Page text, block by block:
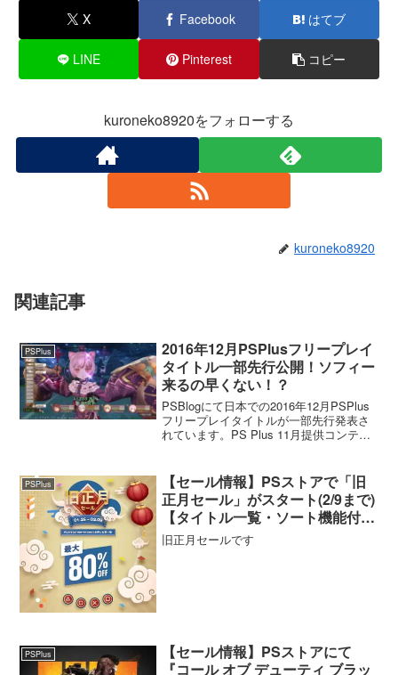
X Facebook はてブ
LINE Pinterest コピー
kuroneko8920をフォローする
kuroneko8920
関連記事
PSPlus
2016年12月PSPlusフリープレイ
タイトル一部先行公開！ソフィー
来るの早くない！？
PSBlogにて日本での2016年12月PSPlus
フリープレイタイトルが一部先行発表さ
れています。PS Plus 11月提供コンテン
PlayStation®....
PSPlus
【セール情報】PSストアで「旧
正月セール」がスタート(2/9まで)
【タイトル一覧・ソート機能付
き】
旧正月セールです
PSPlus
【セール情報】PSストアにて
『コール オブ デューティ ブラッ